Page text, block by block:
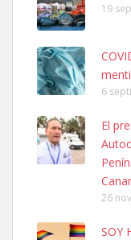
SHIBA PERDIDO
PERRO MACHO
06/07/2025 ZONA
Leales.org » Gran
19
6
El
26
SOY